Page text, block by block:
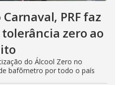
PRF faz
zero ao
do Álcool Zero no
bafômetro por todo o país